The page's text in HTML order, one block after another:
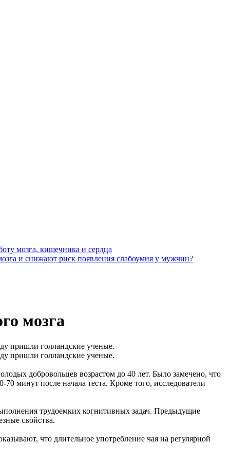
мозга, кишечника и сердца
и снижают риск появления слабоумия у мужчин?
мозга
пришли голландские ученые.
пришли голландские ученые.
добровольцев возрастом до 40 лет. Было замечено, что
минут после начала теста. Кроме того, исследователи
трудоемких когнитивных задач. Предыдущие
свойства.
что длительное употребление чая на регулярной